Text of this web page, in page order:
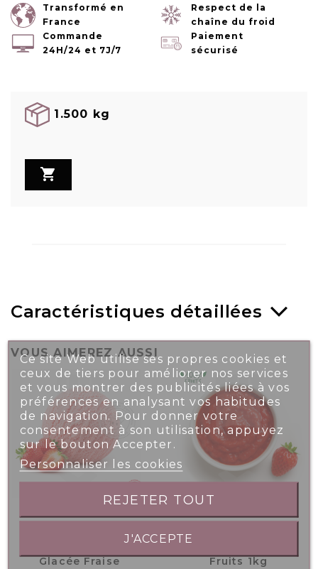
Transformé en
France
Respect de la
chaîne du froid
Commande
24H/24 et 7J/7
Paiement
sécurisé
1.500 kg

Caractéristiques détaillées
VOUS AIMEREZ AUSSI
Bac 2.5L - Crème
Glacée Fraise
Purée Fraises 100%
Fruits 1kg
Ce site Web utilise ses propres cookies et
ceux de tiers pour améliorer nos services
et vous montrer des publicités liées à vos
préférences en analysant vos habitudes
de navigation. Pour donner votre
consentement à son utilisation, appuyez
sur le bouton Accepter.
Personnaliser les cookies
REJETER TOUT
J'ACCEPTE